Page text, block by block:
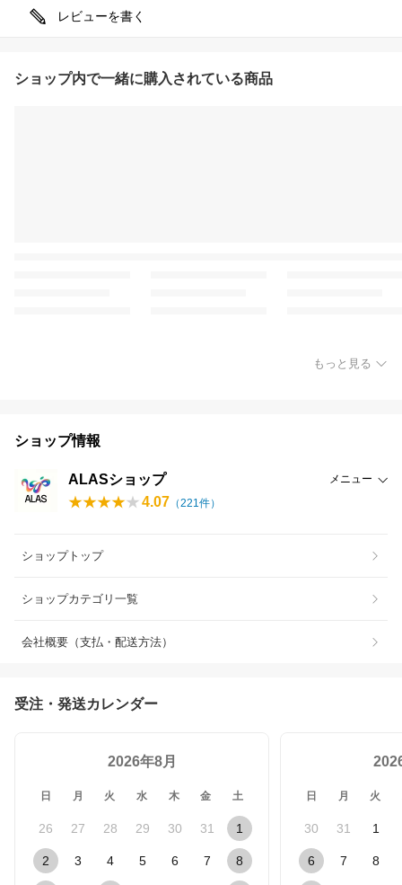
レビューを書く
ショップ内で一緒に購入されている商品
もっと見る
ショップ情報
ALASショップ メニュー
4.07 （221件）
ショップトップ
ショップカテゴリ一覧
会社概要（支払・配送方法）
受注・発送カレンダー
2026年8月
日 月 火 水 木 金 土
26 27 28 29 30 31 1
2 3 4 5 6 7 8
日 月 火
30 31 1
6 7 8